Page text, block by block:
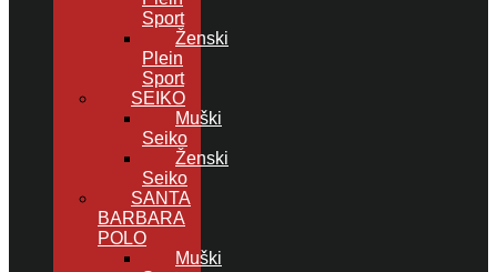
Sport
Ženski
Plein
Sport
SEIKO
Muški
Seiko
Ženski
Seiko
SANTA
BARBARA
POLO
Muški